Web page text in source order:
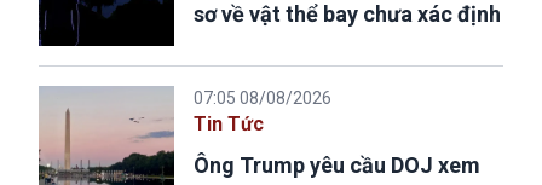
sơ về vật thể bay chưa xác định
07:05 08/08/2026
Tin Tức
Ông Trump yêu cầu DOJ xem